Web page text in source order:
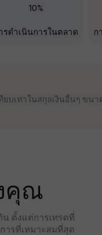
10%
รดำเนินการในตลาด ก
บเท่าในสกุลเงินอื่นๆ ขนา
คุณ
ตั้งแต่การเทรดที่
ารที่เหมาะสมที่สุด